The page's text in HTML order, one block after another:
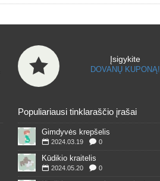
Įsigykite
DOVANŲ KUPONĄ!
Populiariausi tinklaraščio įrašai
Gimdyvės krepšelis
2024.03.19 0
Kūdikio kraitelis
2024.05.20 0